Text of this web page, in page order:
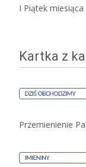
I Piątek
Kartka z
Przemienienie